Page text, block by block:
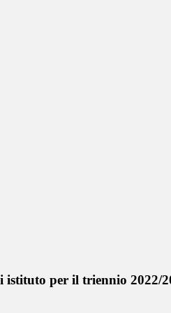
istituto per il triennio 2022/